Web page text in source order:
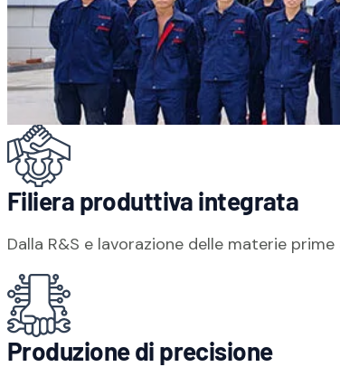
LA NOSTRA MISSIONE
Innovazione
Filiera produttiva integrata
Dalla R&S e lavorazione delle materie
Produzione di precisione